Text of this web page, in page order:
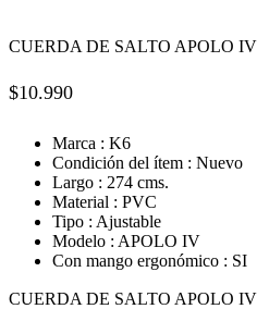
CUERDA DE SALTO APOLO
$10.990
Marca : K6
Condición del ítem : Nuevo
Largo : 274 cms.
Material : PVC
Tipo : Ajustable
Modelo : APOLO IV
Con mango ergonómico : SI
CUERDA DE SALTO APOLO IV